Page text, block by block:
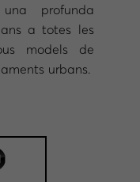
profunda
a totes les
models de
urbans.